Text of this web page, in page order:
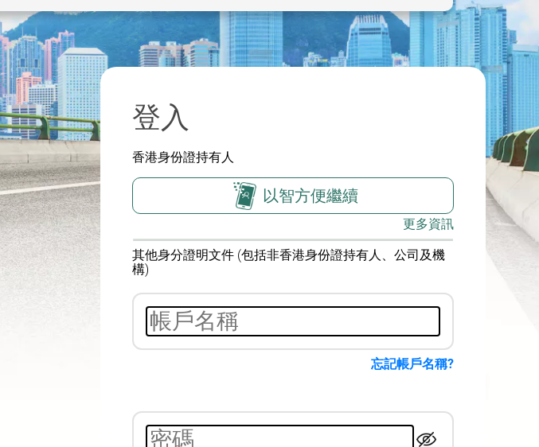
登入
香港身份證持有人
以智方便繼續
更多資訊
其他身分證明文件 (包括非香港身份證持有人、公司及機
構)
忘記帳戶名稱?